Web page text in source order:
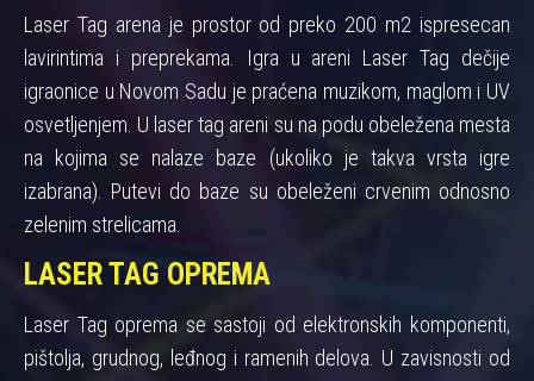
Laser Tag arena je prostor od preko 200 m2 ispresecan
lavirintima i preprekama. Igra u areni Laser Tag dečije
igraonice u Novom Sadu je praćena muzikom, maglom i UV
osvetljenjem. U laser tag areni su na podu obeležena mesta
na kojima se nalaze baze (ukoliko je takva vrsta igre
izabrana). Putevi do baze su obeleženi crvenim odnosno
zelenim strelicama.
LASER TAG OPREMA
Laser Tag oprema se sastoji od elektronskih komponenti,
pištolja, grudnog, leđnog i ramenih delova. U zavisnosti od